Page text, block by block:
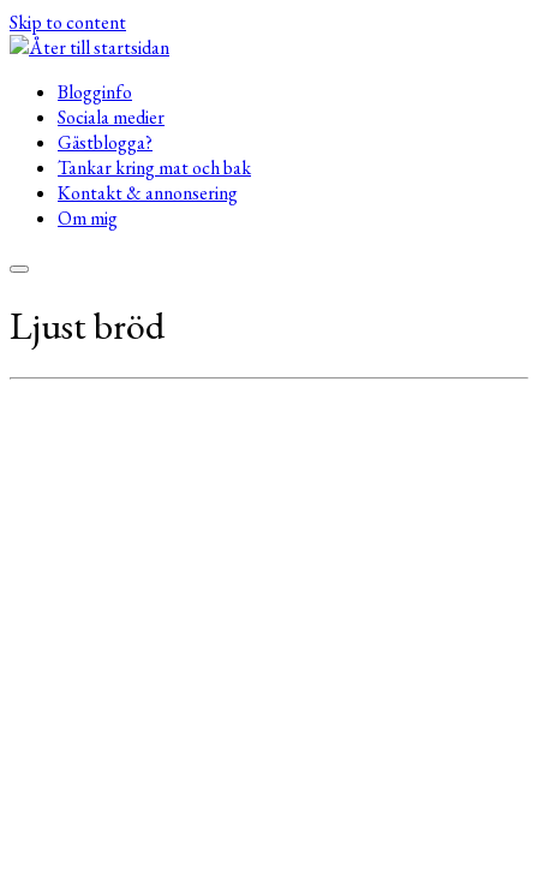
Skip to content
Blogginfo
Sociala medier
Gästblogga?
Tankar kring mat och bak
Kontakt & annonsering
Om mig
Ljust bröd